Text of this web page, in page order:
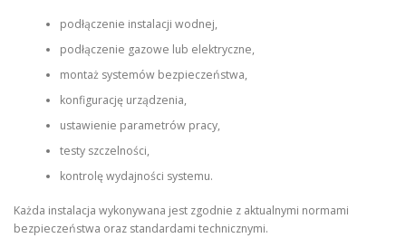
podłączenie instalacji wodnej,
podłączenie gazowe lub elektryczne,
montaż systemów bezpieczeństwa,
konfigurację urządzenia,
ustawienie parametrów pracy,
testy szczelności,
kontrolę wydajności systemu.
Każda instalacja wykonywana jest zgodnie z aktualnymi normami
bezpieczeństwa oraz standardami technicznymi.